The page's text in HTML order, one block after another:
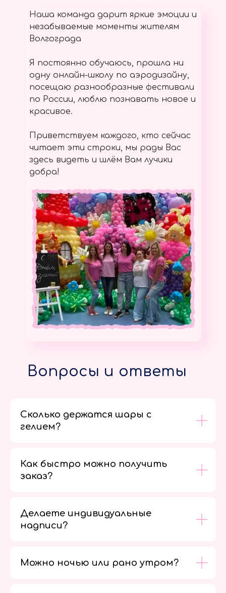
Наша команда дарит яркие эмоции и
незабываемые моменты жителям
Волгограда
Я постоянно обучаюсь, прошла ни
одну онлайн-школу по аэродизайну,
посещаю разнообразные фестивали
по России, люблю познавать новое и
красивое.
Приветствуем каждого, кто сейчас
читает эти строки, мы рады Вас
здесь видеть и шлём Вам лучики
добра!
Вопросы и ответы
Сколько держатся шары с
гелием?
Как быстро можно получить
заказ?
Делаете индивидуальные
надписи?
Можно ночью или рано утром?